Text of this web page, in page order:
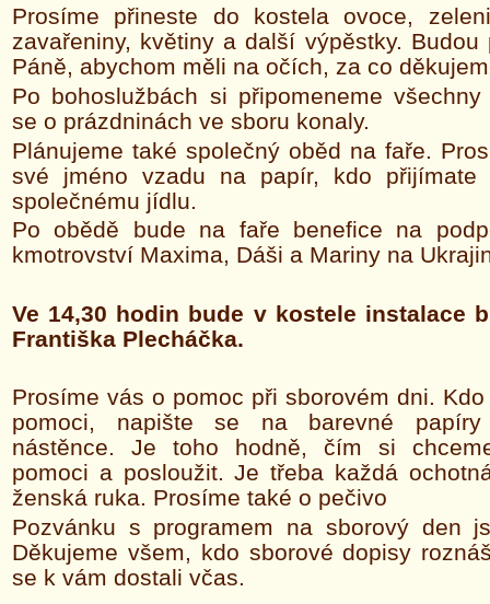
Prosíme přineste do kostela ovoce,
zavařeniny, květiny a další výpěstky. Budou
Páně, abychom měli na očích, za co
Po bohoslužbách si připomeneme
se o prázdninách ve sboru konaly.
Plánujeme také společný oběd na faře.
své jméno vzadu na papír, kdo přijímate
společnému jídlu.
Po obědě bude na faře benefice na
kmotrovství Maxima, Dáši a Mariny na
Ve 14,30 hodin bude v kostele instalace
Františka Plecháčka.
Prosíme vás o pomoc při sborovém dni.
pomoci, napište se na barevné
nástěnce. Je toho hodně, čím si
pomoci a posloužit. Je třeba každá
ženská ruka. Prosíme také o pečivo
Pozvánku s programem na sborový den
Děkujeme všem, kdo sborové dopisy
se k vám dostali včas.